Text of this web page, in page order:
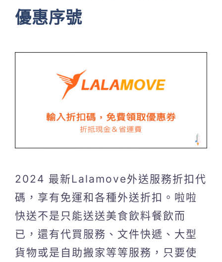
優惠序號
2024 最新Lalamove外送服務折扣代
碼，享有免運和各種外送折扣。啦啦
快送不是只能送送美食飲料餐飲而
已，還有代買服務、文件快遞、大型
貨物或是自助搬家等等服務，只要使